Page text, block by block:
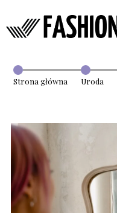
Strona główna Uroda